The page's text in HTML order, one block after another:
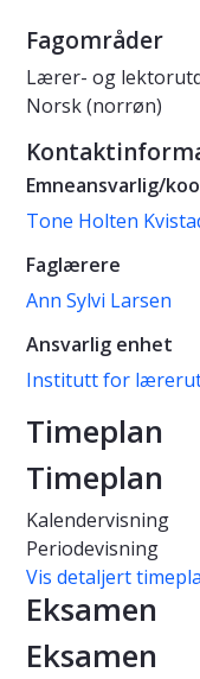
Fagområder
Lærer- og
Norsk (norrøn)
Emneansvarlig/
Tone Holten
Faglærere
Ann Sylvi Larsen
Ansvarlig enhet
Institutt for
Timeplan
Timeplan
Kalendervisning
Periodevisning
Vis detaljert
Eksamen
Eksamen